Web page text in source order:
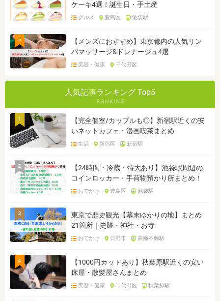
ケーキ4選！誕生日・手土産
グルメ 豊島区 池袋駅
5
【メンズにおすすめ】東京都内の人気リン
パマッサージ&ドレナージュ4選
美容・健康 千代田区
人気記事ランキング Top5
1
【完全個室/カップルも◎】新宿駅近くの安
いネットカフェ・漫画喫茶まとめ
生活 新宿区 新宿駅
2
【24時間・冷蔵・特大あり】池袋駅周辺の
コインロッカー・手荷物預かり所まとめ！
おでかけ 豊島区 池袋駅
3
東京で歴史観光【幕末ゆかりの地】まとめ
21箇所｜史跡・神社・お寺
おでかけ 日野市 高幡不動駅
4
【1000円カットあり】秋葉原駅近くの安い
床屋・散髪屋さんまとめ
美容・健康 千代田区 秋葉原駅